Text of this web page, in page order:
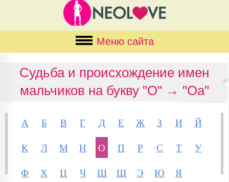
Меню сайта
Судьба и происхождение имен
мальчиков на букву "О" → "Оа"
А Б В Г Д Е Ж З И
Й
К
Л М Н О П Р С Т
У
Ф
Х Ц Ч Ш Щ Э Ю Я